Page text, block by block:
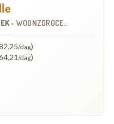
- WOONZORGCENTRUM (WZC)
/dag)
/dag)